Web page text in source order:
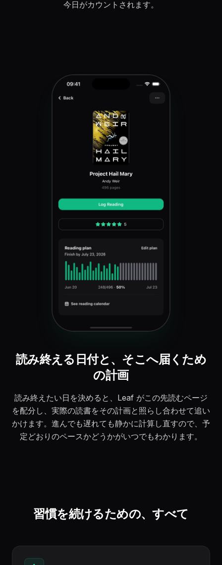
今日がカウントされます。
読み終える日付と、そこへ届くため
の計画
読み終えたい日を決めると、Leaf がこの先読むページ
を配分し、実際の読書をその計画と照らし合わせて追い
かけます。進んでも遅れても静かに計算し直すので、予
定どおりのペースかどうかがいつでもわかります。
習慣を続けるための、すべて